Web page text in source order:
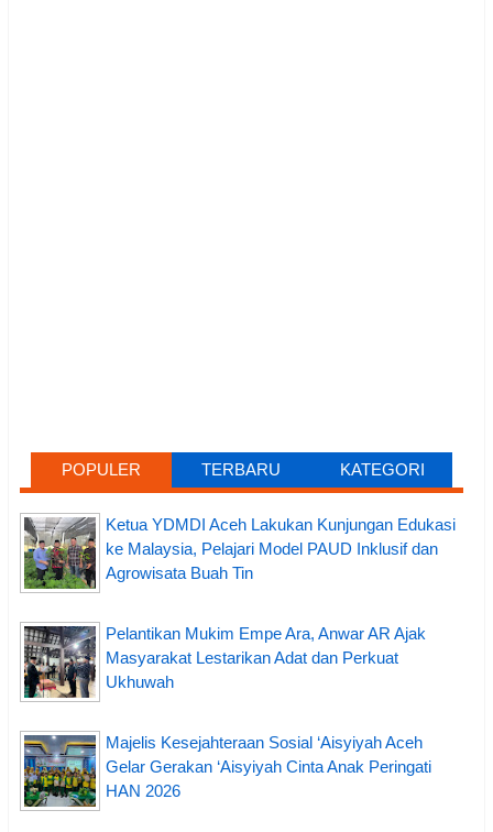
POPULER TERBARU KATEGORI
Ketua YDMDI Aceh Lakukan Kunjungan Edukasi
ke Malaysia, Pelajari Model PAUD Inklusif dan
Agrowisata Buah Tin
Pelantikan Mukim Empe Ara, Anwar AR Ajak
Masyarakat Lestarikan Adat dan Perkuat
Ukhuwah
Majelis Kesejahteraan Sosial ‘Aisyiyah Aceh
Gelar Gerakan ‘Aisyiyah Cinta Anak Peringati
HAN 2026